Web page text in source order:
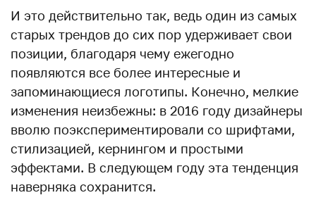
И это действительно так, ведь один из самых
старых трендов до сих пор удерживает свои
позиции, благодаря чему ежегодно
появляются все более интересные и
запоминающиеся логотипы. Конечно, мелкие
изменения неизбежны: в 2016 году дизайнеры
вволю поэкспериментировали со шрифтами,
стилизацией, кернингом и простыми
эффектами. В следующем году эта тенденция
наверняка сохранится.